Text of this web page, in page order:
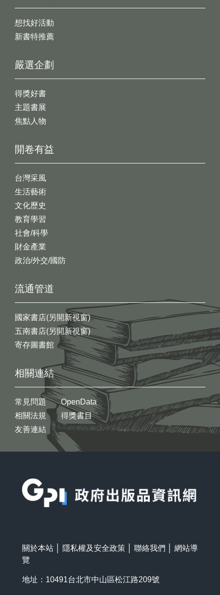
想找好活動
新書特推薦
開卷有益
台灣采風
生活藝術
文化歷史
教育學習
社會/科學
財金產業
政治/外交/國防
嚴選企劃
得獎好書
主題書展
焦點人物
流通管道
國家書店(另開新視窗)
五南書店(另開新視窗)
寄存圖書館
相關連結
常見問題
相關法規
友善連結
OpenData
得獎書目
關於本站 隱私權及安全政策 聯絡我們
網站導
覽
地址：10491台北市中山區松江路209號